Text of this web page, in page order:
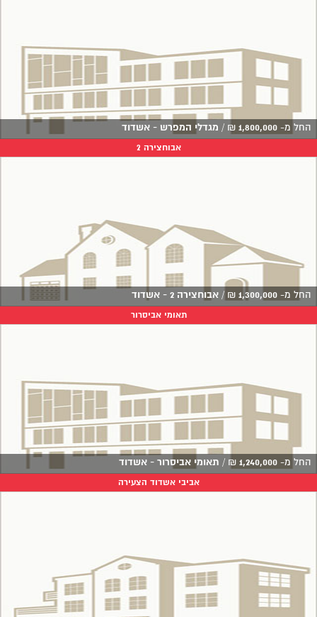
החל מ- 1,800,000
₪
/ מגדלי המפרש - אשדוד
אבוחצירה 2
החל מ- 1,300,000
₪
/ אבוחצירה 2 - אשדוד
תאומי אביסרור
החל מ- 1,240,000
₪
/ תאומי אביסרור - אשדוד
אביבי אשדוד הצעירה